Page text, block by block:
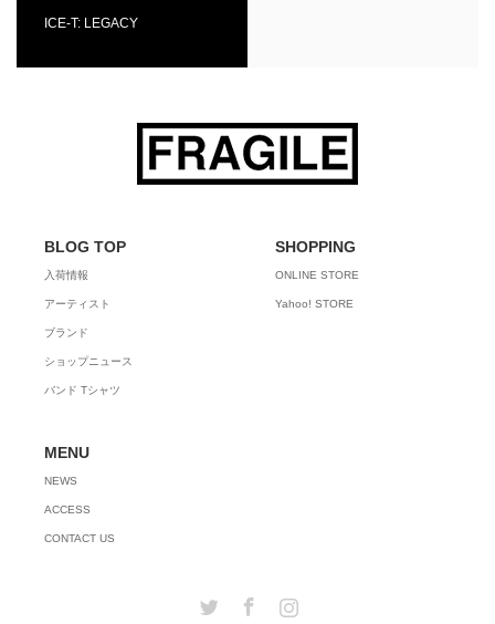
ICE-T: LEGACY
BLOG TOP
入荷情報
アーティスト
ブランド
ショップニュース
バンド Tシャツ
SHOPPING
ONLINE STORE
Yahoo! STORE
MENU
NEWS
ACCESS
CONTACT US
Twitter Facebook